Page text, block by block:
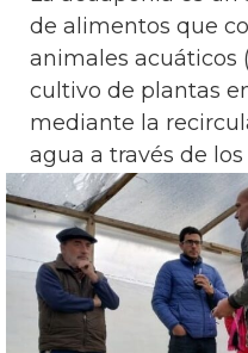
de alimentos que
animales acuáticos
cultivo de plantas
mediante la
agua a través de